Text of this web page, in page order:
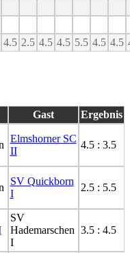
4.5 2.5 4.5 4.5 5.5 4.5 4.5
Gast Ergebnis
Elmshorner SC
II
4.5 : 3.5
SV Quickborn
I
2.5 : 5.5
SV
Hademarschen
I
3.5 : 4.5